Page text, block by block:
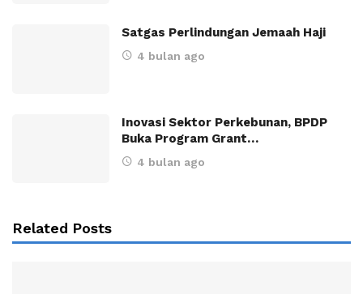
Satgas Perlindungan Jemaah Haji
4 bulan ago
Inovasi Sektor Perkebunan, BPDP
Buka Program Grant…
4 bulan ago
Related Posts